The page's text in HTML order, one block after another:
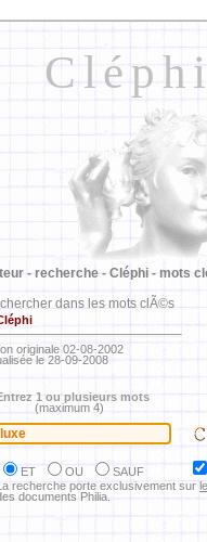
- recherche - Cléphi - mots
dans les mots clÃ©s
originale 02-08-2002
le 28-09-2008
1 ou plusieurs mots
(maximum 4)
ET OU
SAUF
recherche porte exclusivement sur
documents Philia.